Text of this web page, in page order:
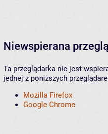
Niewspierana
Ta przeglądarka nie jest
jednej z poniższych
Mozilla Firefox
Google Chrome